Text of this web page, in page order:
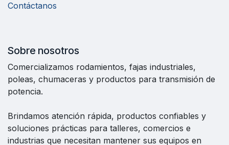
Contáctanos
Sobre nosotros
Comercializamos rodamientos, fajas industriales,
poleas, chumaceras y productos para transmisión de
potencia.
Brindamos atención rápida, productos confiables y
soluciones prácticas para talleres, comercios e
industrias que necesitan mantener sus equipos en